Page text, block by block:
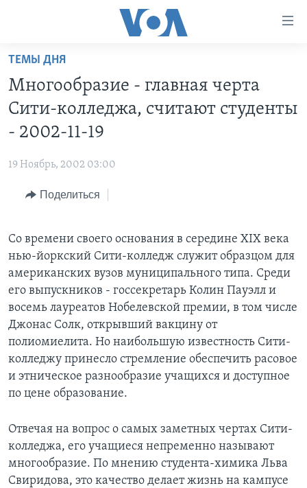
Перейти
основной
контент
Перейти
основной
навигации
Перейти
ИТОГИ
ПОЧЕМУ ЭТО ВАЖНО?
ДЕТАЛИ
НЬЮ-ЙОРК NEW YORK
АМЕРИКА. БОЛЬШОЕ ПУТЕШЕСТВИЕ
ПРОЕКТЫ
НАША АМЕРИКАНСКАЯ ИСТОРИЯ
А КАК В АМЕРИКЕ?
АМЕРИКАНСКИЕ ГОРОДКИ
ТЕСТЫ
ИНТЕРВЬЮ
ФАКТЫ ПРОТИВ ФЕЙКОВ
УЧИМ АНГЛИЙСКИЙ
ВИДЕО
ПОДПИСКА НА НОВОСТИ
Learning English
СОЦИАЛЬНЫЕ СЕТИ
Языки
ТЕМЫ ДНЯ
Многообразие - главная черта
Сити-колледжа, считают студенты
- 2002-11-19
19 Ноябрь, 2002 03:00
Поделиться
Со времени своего основания в середине XIX века
нью-йоркский Сити-колледж служит образцом для
американских вузов муниципального типа. Среди
его выпускников - госсекретарь Колин Пауэлл и
восемь лауреатов Нобелевской премии, в том числе
Джонас Солк, открывший вакцину от
полиомиелита. Но наибольшую известность Сити-
колледжу принесло стремление обеспечить расовое
и этническое разнообразие учащихся и доступное
по цене образование.
Отвечая на вопрос о самых заметных чертах Сити-
колледжа, его учащиеся непременно называют
многообразие. По мнению студента-химика Льва
Свиридова, это качество делает жизнь на кампусе